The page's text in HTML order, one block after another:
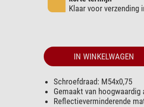
Klaar voor verzending
IN WINKELWAGEN
Schroefdraad: M54x0,75
Gemaakt van hoogwaardig
Reflectieverminderende